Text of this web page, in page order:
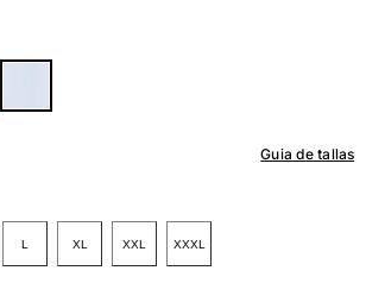
Guia de tallas
L XL XXL XXXL